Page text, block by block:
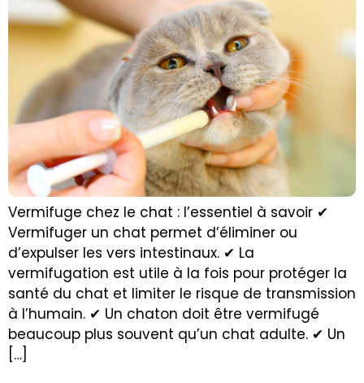
Vermifuge chez le chat : l’essentiel à savoir ✔
Vermifuger un chat permet d’éliminer ou
d’expulser les vers intestinaux. ✔ La
vermifugation est utile à la fois pour protéger la
santé du chat et limiter le risque de transmission
à l’humain. ✔ Un chaton doit être vermifugé
beaucoup plus souvent qu’un chat adulte. ✔ Un
[…]